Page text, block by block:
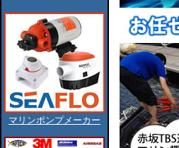
マリンポンプメーカー